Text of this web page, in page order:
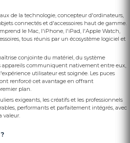
de la technologie, concepteur d'ordinateurs,
connectés et d'accessoires haut de gamme.
le Mac, l'iPhone, l'iPad, l'Apple Watch,
tous réunis par un écosystème logiciel et
conjointe du matériel, du système
appareils communiquent nativement entre eux,
utilisateur est soignée. Les puces
renforcé cet avantage en offrant
plan.
exigeants, les créatifs et les professionnels
performants et parfaitement intégrés, avec
valeur.